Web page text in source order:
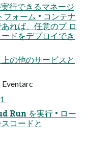
行できるマネージ
ォーム • コンテナ
れば、任意のプ ロ
ドをデプロイでき
の他のサービスと
Eventarc
Run を実行 • ロー
コードと